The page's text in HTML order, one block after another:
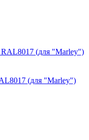
(для "Marley")